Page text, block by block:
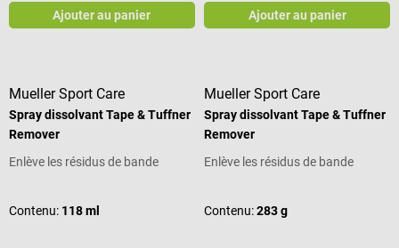
plusieurs semaines Dimensions (l
x L) : 5 cm x 5 m Disponible en
Ajouter au panier Ajouter au panier
Mueller Sport Care
Spray dissolvant Tape & Tuffner
Remover
Enlève les résidus de bande
Contenu: 118 ml
Mueller Sport Care
Spray dissolvant Tape & Tuffner
Remover
Enlève les résidus de bande
Contenu:283 g